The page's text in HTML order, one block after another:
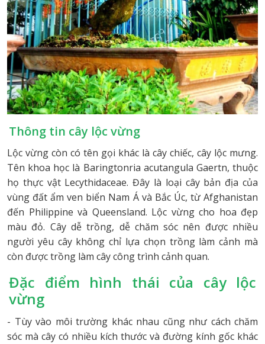
Thông tin cây lộc vừng
Lộc vừng còn có tên gọi khác là cây chiếc, cây lộc mưng.
Tên khoa học là Baringtonria acutangula Gaertn, thuộc
họ thực vật Lecythidaceae. Đây là loại cây bản địa của
vùng đất ẩm ven biển Nam Á và Bắc Úc, từ Afghanistan
đến Philippine và Queensland. Lộc vừng cho hoa đẹp
màu đỏ. Cây dễ trồng, dễ chăm sóc nên được nhiều
người yêu cây không chỉ lựa chọn trồng làm cảnh mà
còn được trồng làm cây công trình cảnh quan.
Đặc điểm hình thái của cây lộc
vừng
- Tùy vào môi trường khác nhau cũng như cách chăm
sóc mà cây có nhiều kích thước và đường kính gốc khác